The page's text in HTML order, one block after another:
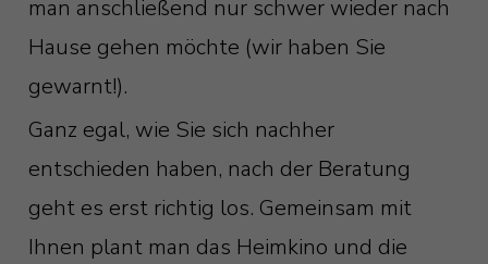
man anschließend nur schwer wieder nach
Hause gehen möchte (wir haben Sie
gewarnt!).
Ganz egal, wie Sie sich nachher
entschieden haben, nach der Beratung
geht es erst richtig los. Gemeinsam mit
Ihnen plant man das Heimkino und die